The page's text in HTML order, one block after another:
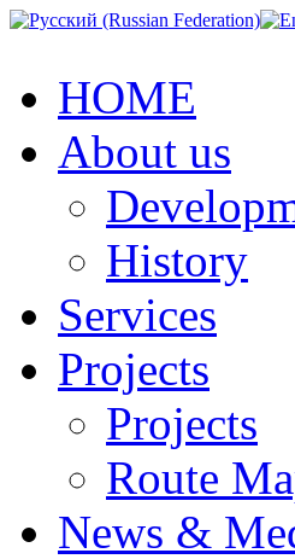
HOME
About us
History
Services
Projects
Projects
Route
News &